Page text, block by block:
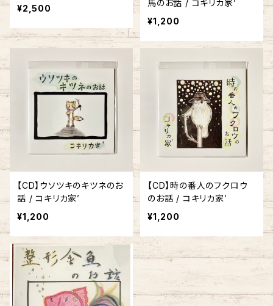
¥2,500
馬のお話 / コキリカ家’
¥1,200
【CD】ウソツキのキツネのお
話 / コキリカ家’
¥1,200
【CD】時の番人のフクロウ
のお話 / コキリカ家’
¥1,200